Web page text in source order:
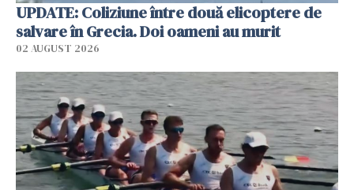
UPDATE: Coliziune între două elicoptere de
salvare în Grecia. Doi oameni au murit
02 AUGUST 2026